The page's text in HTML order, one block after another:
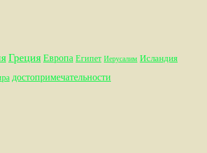
Греция Европа Египет Иерусалим Исландия
достопримечательности